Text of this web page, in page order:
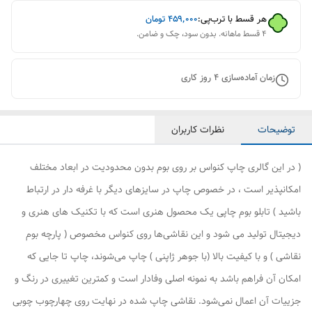
هر قسط با ترب‌پی:۴۵۹٬۰۰۰تومان
۴ قسط ماهانه. بدون سود، چک و ضامن.
زمان آماده‌سازی4روز کاری
توضیحات نظرات کاربران
( در این گالری چاپ کنواس بر روی بوم بدون محدودیت در ابعاد مختلف
امکانپذیر است ، در خصوص چاپ در سایزهای دیگر با غرفه دار در ارتباط
باشید ) تابلو بوم چاپی یک محصول هنری است که با تکنیک های هنری و
دیجیتال تولید می شود و این نقاشی‌ها روی کنواس مخصوص ( پارچه بوم
نقاشی ) و با کیفیت بالا (با جوهر ژاپنی ) چاپ می‌شوند، چاپ تا جایی که
امکان آن فراهم باشد به نمونه اصلی وفادار است و کمترین تغییری در رنگ و
جزییات آن اعمال نمی‌شود. نقاشی چاپ شده در نهایت روی چهارچوب چوبی